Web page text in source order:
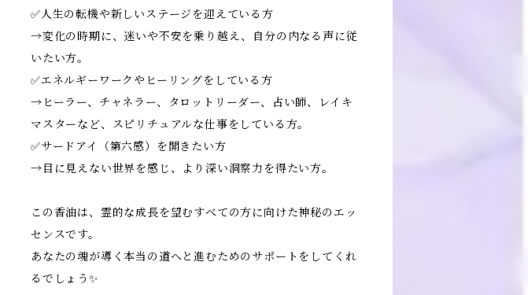
✅人生の転機や新しいステージを迎えている方
→変化の時期に、迷いや不安を乗り越え、自分の内なる声に従
いたい方。
✅エネルギーワークやヒーリングをしている方
→ヒーラー、チャネラー、タロットリーダー、占い師、レイキ
マスターなど、スピリチュアルな仕事をしている方。
✅サードアイ（第六感）を開きたい方
→目に見えない世界を感じ、より深い洞察力を得たい方。
この香油は、霊的な成長を望むすべての方に向けた神秘のエッ
センスです。
あなたの魂が導く本当の道へと進むためのサポートをしてくれ
るでしょう✨